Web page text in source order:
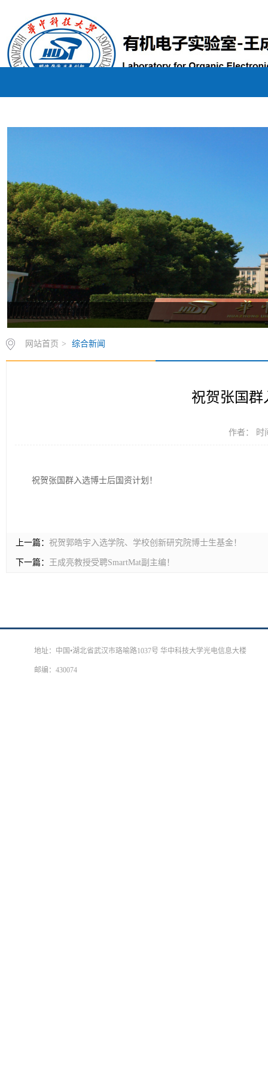
网站首页 > 综合新闻
祝贺张国群
作者： 时
祝贺张国群入选博士后国资计划！
上一篇： 祝贺郭皓宇入选学院、学校创新研究院博士生基金！
下一篇： 王成亮教授受聘SmartMat副主编！
地址：中国•湖北省武汉市珞喻路1037号 华中科技大学光电信息大楼
邮编：430074